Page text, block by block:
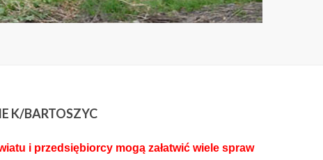
K/BARTOSZYC
i przedsiębiorcy mogą załatwić wiele spraw